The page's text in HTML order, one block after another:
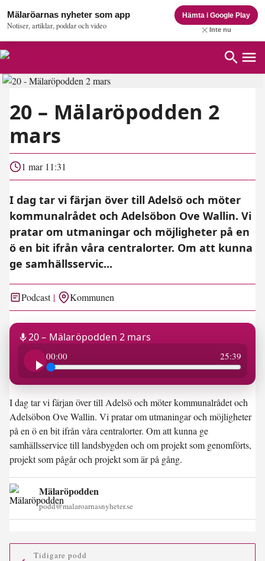
Mälaröarnas nyheter som app
Notiser, artiklar, poddar och video
Hämta i Google Play
Inte nu
20 – Mälaröpodden 2
mars
1 mar 11:31
I dag tar vi färjan över till Adelsö och möter
kommunalrådet och Adelsöbon Ove Wallin. Vi
pratar om utmaningar och möjligheter på en
ö en bit ifrån våra centralorter. Om att kunna
ge samhällsservic...
Podcast Kommunen
25:3920 – Mälaröpodden 2 mars
00:00 25:39
I dag tar vi färjan över till Adelsö och möter kommunalrådet och
Adelsöbon Ove Wallin. Vi pratar om utmaningar och möjligheter
på en ö en bit ifrån våra centralorter. Om att kunna ge
samhällsservice till landsbygden och om projekt som genomförts,
projekt som pågår och projekt som är på gång.
Mälaröpodden
podd@malaroarnasnyheter.se
Tidigare podd